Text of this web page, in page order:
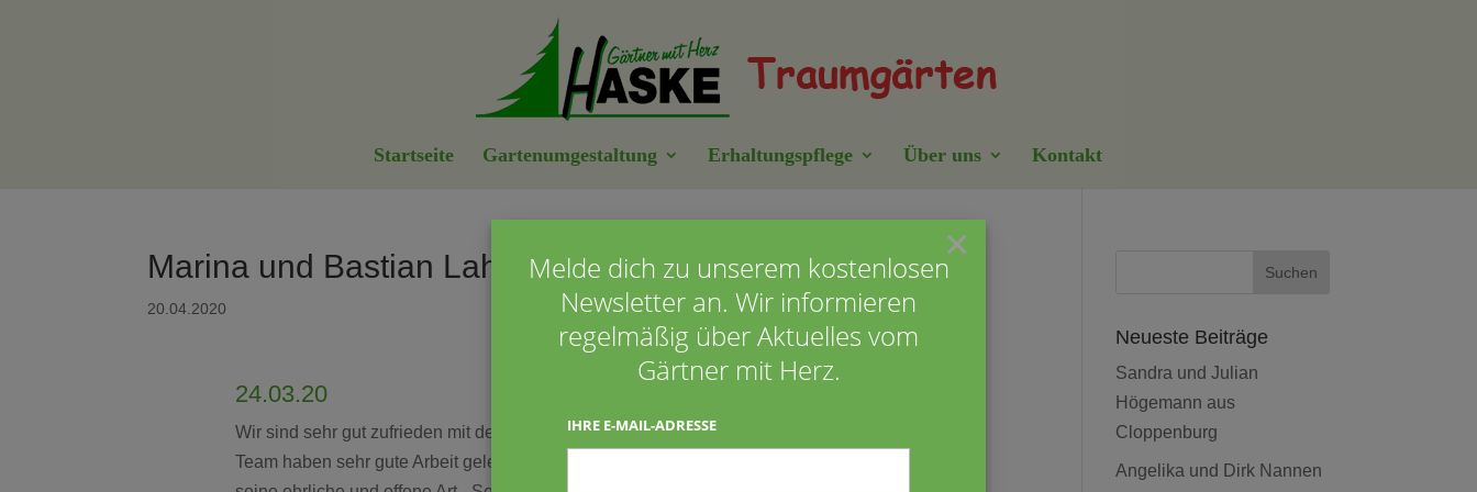
Startseite Gartenumgestaltung Erhaltungspflege Über uns Kontakt
Marina und Bastian Lahrmann
20.04.2020
24.03.20
Wir sind sehr gut zufrieden mit der Umgestaltung unseres Vorgartens. Dominik und sein
Team haben sehr gute Arbeit geleistet. Er hat unser volles Vertrauen gewonnen durch
Neueste Beiträge
Sandra und Julian
Högemann aus
Cloppenburg
Angelika und Dirk Nannen
×
Melde dich zu unserem kostenlosen
Newsletter an. Wir informieren
regelmäßig über Aktuelles vom
Gärtner mit Herz.
IHRE E-MAIL-ADRESSE